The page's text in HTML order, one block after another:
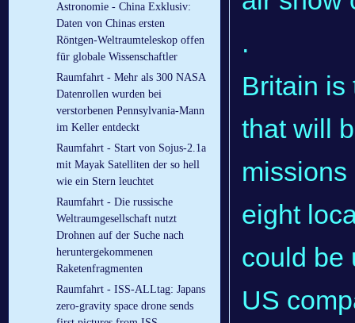
Astronomie - China Exklusiv:
Daten von Chinas ersten
Röntgen-Weltraumteleskop offen
für globale Wissenschaftler
Raumfahrt - Mehr als 300 NASA
Datenrollen wurden bei
verstorbenen Pennsylvania-Mann
im Keller entdeckt
Raumfahrt - Start von Sojus-2.1a
mit Mayak Satelliten der so hell
wie ein Stern leuchtet
Raumfahrt - Die russische
Weltraumgesellschaft nutzt
Drohnen auf der Suche nach
heruntergekommenen
Raketenfragmenten
Raumfahrt - ISS-ALLtag: Japans
zero-gravity space drone sends
.
Britain is
that will
missions
eight
could be
US